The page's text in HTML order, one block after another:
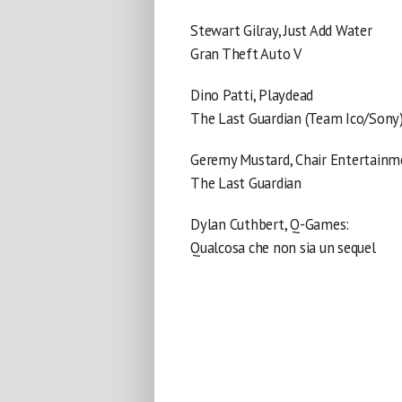
Stewart Gilray, Just Add Water
Gran Theft Auto V
Dino Patti, Playdead
The Last Guardian (Team Ico/Sony)
Geremy Mustard, Chair
The Last Guardian
Dylan Cuthbert, Q-Games:
Qualcosa che non sia un sequel